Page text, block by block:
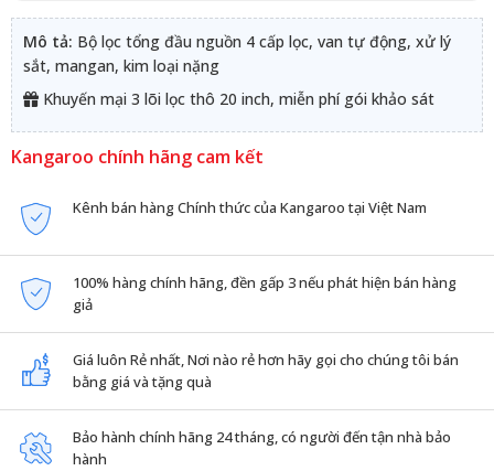
Mô tả: Bộ lọc tổng đầu nguồn 4 cấp lọc, van tự động, xử lý
sắt, mangan, kim loại nặng
Khuyến mại 3 lõi lọc thô 20 inch, miễn phí gói khảo sát
Kangaroo chính hãng cam kết
Kênh bán hàng Chính thức của Kangaroo tại Việt Nam
100% hàng chính hãng, đền gấp 3 nếu phát hiện bán hàng
giả
Giá luôn Rẻ nhất, Nơi nào rẻ hơn hãy gọi cho chúng tôi bán
bằng giá và tặng quà
Bảo hành chính hãng 24 tháng, có người đến tận nhà bảo
hành